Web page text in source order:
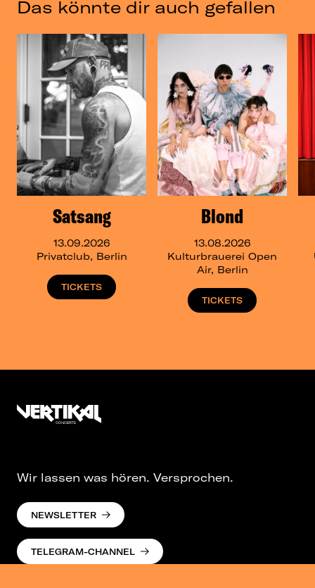
Das könnte dir auch gefallen
Satsang
13.09.2026
Privatclub, Berlin
TICKETS
Blond
13.08.2026
Kulturbrauerei Open
Air, Berlin
TICKETS
Wir lassen was hören. Versprochen.
NEWSLETTER
TELEGRAM-CHANNEL